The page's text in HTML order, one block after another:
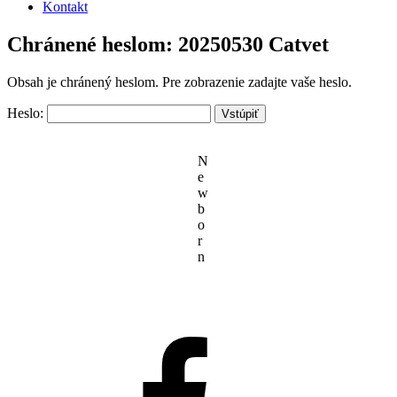
Kontakt
Chránené heslom: 20250530 Catvet
Obsah je chránený heslom. Pre zobrazenie zadajte vaše heslo.
Heslo:
N
e
w
b
o
r
n